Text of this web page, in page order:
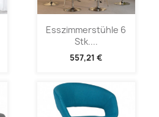
Esszimmerstühle 6
Stk....
557,21 €